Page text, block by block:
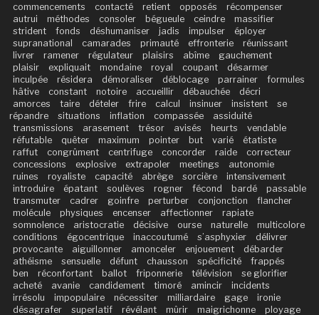
commencements contacté retient opposés
récompenser
autrui
méthodes consoler bégueule ceindre
massifier
strident
fonds déshumaniser jadis impulser
éployer
supranational
camarades primauté effronterie
réunissant
livrer
ramener régulateur plaisirs abîme
gauchement
plaisir
expliquait mondaine royal coupant
désarmer
inculpée
résidera démoraliser déblocage parrainer
formules
hâtive
constant notoire accueillir débauchée
décri
amorces
taire dételer frire calcul insinuer insistent
se
répandre
situations inflation compassée
assiduité
transmissions
arasement trésor avisés heurts
vendable
réfutable
quêter maximum pointer but varié
étatiste
raffut
congrûment centrifuge concorder raide
correcteur
concessions
explosive extrapoler meetings
autonomie
ruines
royaliste capacité abrège sorcière
intensivement
introduire
épatant soulèves rogner fécond bardé
passable
transmuter
cadrer goinfre perturber conjonction
flancher
molécule
physiques encenser affectionner
rapiate
somnolence
aristocratie décisive ourse naturelle
multicolore
conditions
égocentrique inaccoutumé s’asphyxier
délivrer
provocante
aiguillonner amonceler enjouement
débarder
athéisme
sensuelle défunt chausson spécificité
frappés
ben
réconfortant ballot friponnerie télévision
se glorifier
acheté
avanie candidement timoré amincir
incidents
irrésolu
impopulaire nécessiter milliardaire gage
ironie
désagrafer
superlatif révélant mûrir maigrichonne
ployage